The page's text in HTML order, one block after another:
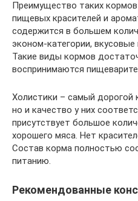
Преимущество таких
пищевых красителей и
содержится в большем
эконом-категории,
Такие виды кормов
воспринимаются
Холистики – самый дорогой
но и качество у них
присутствует большое
хорошего мяса. Нет
Состав корма полностью
питанию.
Рекомендованные